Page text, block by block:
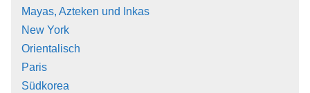
Mayas, Azteken und Inkas
New York
Orientalisch
Paris
Südkorea